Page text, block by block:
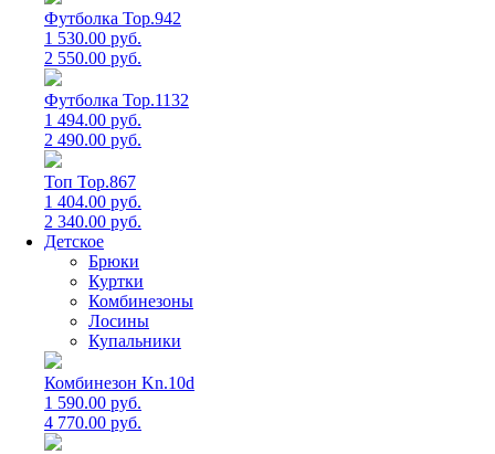
Футболка Top.942
1 530.00 руб.
2 550.00 руб.
Футболка Top.1132
1 494.00 руб.
2 490.00 руб.
Топ Top.867
1 404.00 руб.
2 340.00 руб.
Детское
Брюки
Куртки
Комбинезоны
Лосины
Купальники
Комбинезон Kn.10d
1 590.00 руб.
4 770.00 руб.